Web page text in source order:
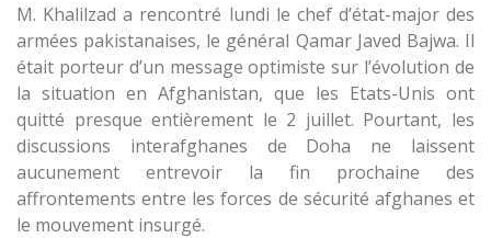
M. Khalilzad a rencontré lundi le chef d’état-major des
armées pakistanaises, le général Qamar Javed Bajwa. Il
était porteur d’un message optimiste sur l’évolution de
la situation en Afghanistan, que les Etats-Unis ont
quitté presque entièrement le 2 juillet. Pourtant, les
discussions interafghanes de Doha ne laissent
aucunement entrevoir la fin prochaine des
affrontements entre les forces de sécurité afghanes et
le mouvement insurgé.